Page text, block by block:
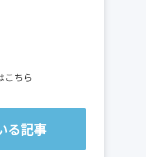
ちら
る記事